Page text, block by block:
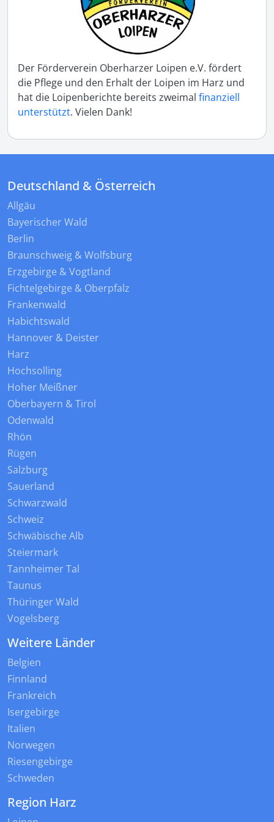
Der Förderverein Oberharzer Loipen e.V. fördert
die Pflege und den Erhalt der Loipen im Harz und
hat die Loipenberichte bereits zweimal finanziell
unterstützt. Vielen Dank!
Deutschland & Österreich
Allgäu
Bayerischer Wald
Berlin
Braunschweig & Wolfsburg
Erzgebirge & Vogtland
Fichtelgebirge & Oberpfalz
Frankenwald
Habichtswald
Hannover & Deister
Harz
Hochsolling
Hoher Meißner
Oberbayern & Tirol
Odenwald
Rhön
Rügen
Salzburg
Sauerland
Schwarzwald
Schweiz
Schwäbische Alb
Steiermark
Tannheimer Tal
Taunus
Thüringer Wald
Vogelsberg
Weitere Länder
Belgien
Finnland
Frankreich
Isergebirge
Italien
Norwegen
Riesengebirge
Schweden
Region Harz